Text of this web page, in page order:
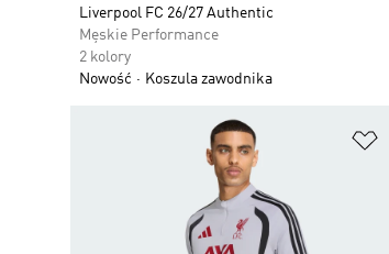
Liverpool FC 26/27 Authentic
Męskie Performance
2 kolory
Nowość
Koszula zawodnika